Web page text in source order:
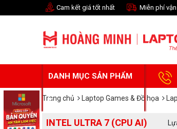
Cam kết giá tốt nhất Miễn phí
DANH MỤC SẢN PHẨM
Trang chủ Laptop Games & Đồ họa
INTEL ULTRA 7 (CPU AI)